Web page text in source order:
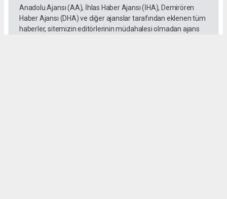
Anadolu Ajansı (AA), İhlas Haber Ajansı (İHA), Demirören
Haber Ajansı (DHA) ve diğer ajanslar tarafından eklenen tüm
haberler, sitemizin editörlerinin müdahalesi olmadan ajans